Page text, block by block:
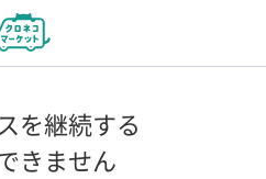
を継続する
きません